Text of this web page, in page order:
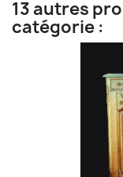
13 autres
catégorie :